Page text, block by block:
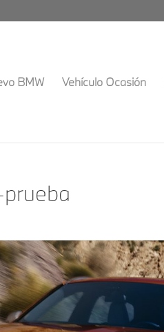
BMW Vehículo Ocasión